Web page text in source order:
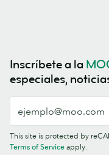
Inscríbete a la
especiales,
This site is protected by
Terms of Service apply.